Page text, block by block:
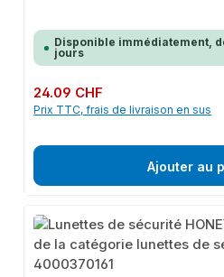
Disponible immédiatement,
jours
Prix régulier :
24.09 CHF
Prix TTC, frais de livraison en sus
Ajouter au